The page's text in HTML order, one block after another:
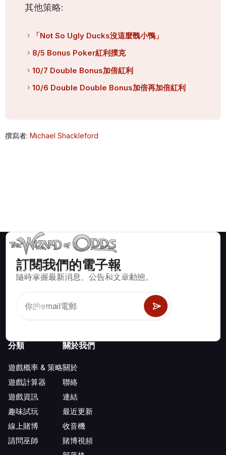
其他策略:
「Not So Ugly Ducks沒這麼醜小鴨」
8/5 Bonus Poker紅利撲克
10/7 Double Bonus加倍紅利
10/6 Double Double Bonus加倍再加倍紅利
撰寫者: Michael Shackleford
訂閱我們的電子報
隨時掌握最新消息、公告和文章動態。
賭場遊戲如二十一點、骰寶、輪盤及數百種其他可玩遊戲的數學
正確策略與資訊。
分類
遊戲概率 & 策略
遊戲計算器
遊戲資訊
趣味試玩
線上賭博
請問巫師
關於我們
關於
聯絡
連結
最近更新
收音機
賭博視頻